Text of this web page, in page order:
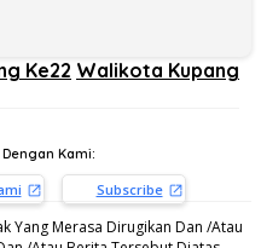
Ke22 Walikota Kupang
Kami:
Subscribe
Yang Merasa Dirugikan Dan /Atau